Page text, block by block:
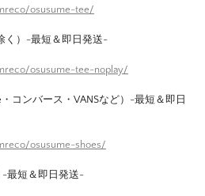
osusume-tee/
く）-最短＆即日発送-
osusume-tee-noplay/
コンバース・VANSなど）-最短＆即日
osusume-shoes/
-最短＆即日発送-